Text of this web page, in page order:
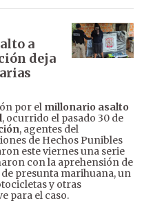
a
deja
por el millonario asalto
, ocurrido el pasado 30 de
, agentes del
de Hechos Punibles
este viernes una serie
con la aprehensión de
presunta marihuana, un
y otras
para el caso.